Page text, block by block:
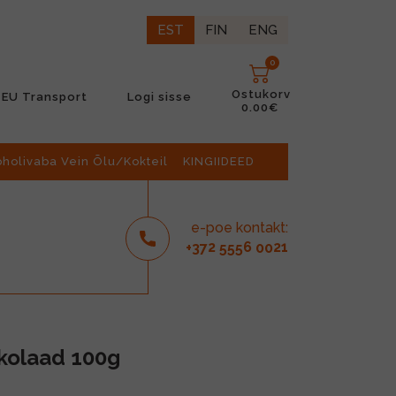
EST FIN ENG
EU Transport Logi sisse
0
Ostukorv
0.00€
Vein Õlu/Kokteil KINGIIDEED
e-poe kontakt:
+372 5556 0021
100g